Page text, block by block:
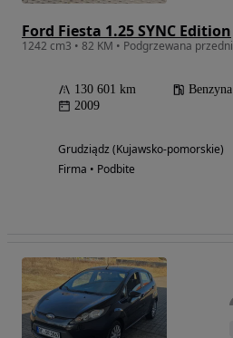
Ford Fiesta 1.25 SYNC Edition
130 601 km Benzyna
2009
Grudziądz (Kujawsko-pomorskie)
Firma • Podbite